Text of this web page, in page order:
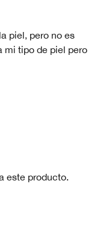
piel, pero no es
mi tipo de piel pero
este producto.